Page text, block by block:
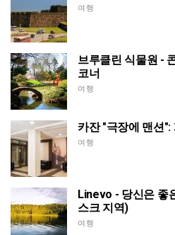
여행
브루클린 식물원 -
코너
여행
카잔 "극장에 맨션":
여행
Linevo - 당신은 좋
스크 지역)
여행